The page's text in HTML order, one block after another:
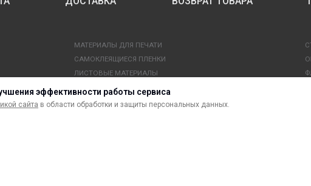
эффективности работы сервиса
сайта в области обработки и защиты персональных данных.
МАТЕРИАЛЫ ДЛЯ ПЕЧАТИ
САМОКЛЕЯЩИЕСЯ ПЛЕНКИ
ЛИСТОВЫЕ МАТЕРИАЛЫ
УСЛУГИ И СЕРВИС
ИНСТРУМЕНТ